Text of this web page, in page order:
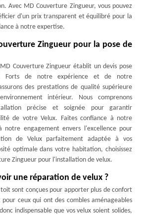
Avec MD Couverture Zingueur, vous pouvez
d'un prix transparent et équilibré pour la
à notre expertise.
Zingueur pour la pose de
Couverture Zingueur établit un devis pose
Forts de notre expérience et de notre
des prestations de qualité supérieure
intérieur. Nous comprenons
précise et soignée pour garantir
de votre Velux. Faites confiance à notre
notre engagement envers l'excellence pour
de Velux parfaitement adaptée à vos
optimale dans votre habitation, choisissez
Zingueur pour l'installation de velux.
une réparation de velux ?
sont conçues pour apporter plus de confort
ceux qui ont des combles aménageables
indispensable que vos velux soient solides,